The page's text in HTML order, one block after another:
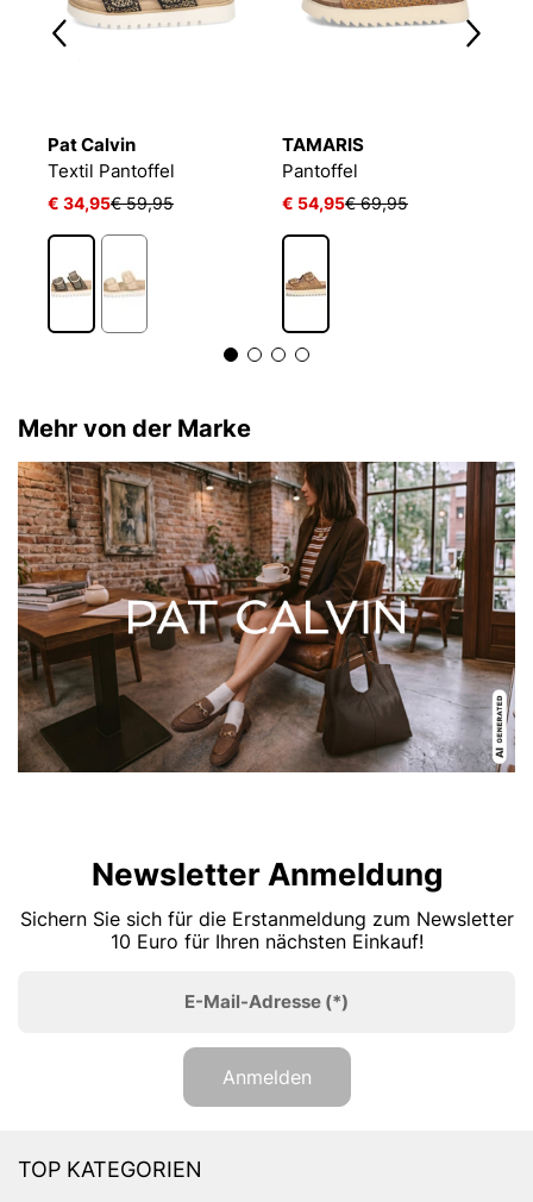
Pat Calvin
Textil Pantoffel
€ 34,95€ 59,95
TAMARIS
Pantoffel
€ 54,95€ 69,95
Mehr von der Marke
Newsletter Anmeldung
Sichern Sie sich für die Erstanmeldung zum Newsletter
10 Euro für Ihren nächsten Einkauf!
E-Mail-Adresse (*)
Anmelden
TOP KATEGORIEN